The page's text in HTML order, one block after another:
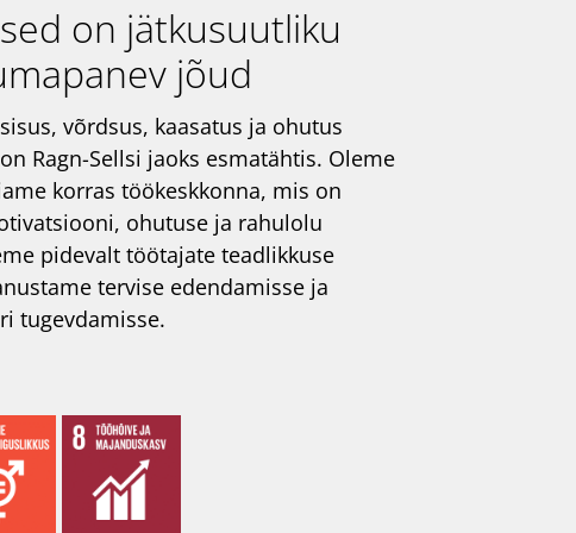
on jätkusuutliku
jõud
võrdsus, kaasatus ja ohutus
Ragn-Sellsi jaoks esmatähtis. Oleme
korras töökeskkonna, mis on
ohutuse ja rahulolu
pidevalt töötajate teadlikkuse
tervise edendamisse ja
tugevdamisse.